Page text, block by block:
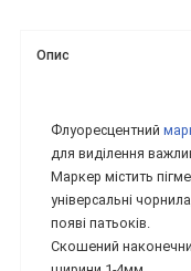
Опис
Флуоресцентний
для виділення
Маркер містить
універсальні
появі патьоків.
Скошений